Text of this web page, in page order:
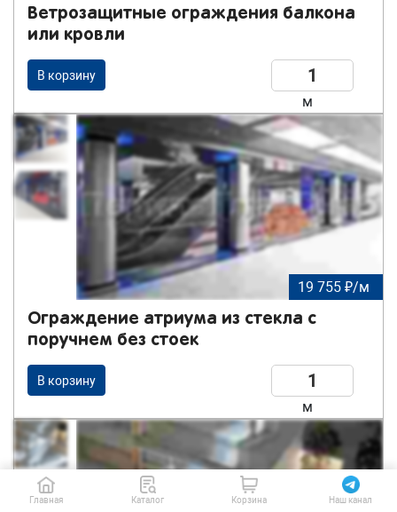
Ветрозащитные ограждения балкона
или кровли
В корзину
м
19 755 ₽/м
Ограждение атриума из стекла с
поручнем без стоек
В корзину
м
Главная Каталог Корзина Наш канал